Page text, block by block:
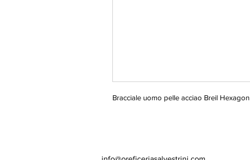
Bracciale uomo pelle acciao Breil Hexagon